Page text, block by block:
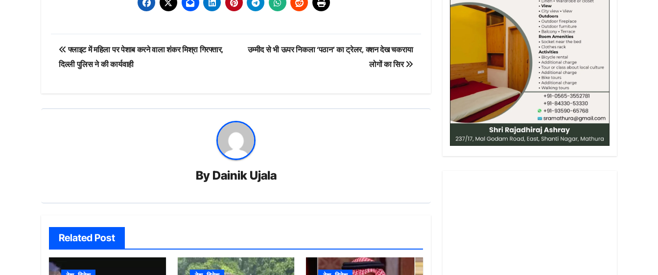
Post
navigation
फ्लाइट में महिला पर पेशाब करने वाला शंकर मिश्रा गिरफ्तार,
दिल्ली पुलिस ने की कार्यवाही
उम्मीद से भी ऊपर निकला ‘पठान’ का ट्रेलर, क्शन देख चकराया
लोगों का सिर
By Dainik Ujala
Related Post